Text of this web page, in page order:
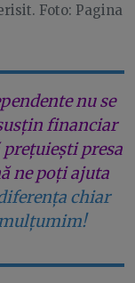
Foto: Pagina
nu se
financiar
prețuiești presa
ne poți ajuta
chiar